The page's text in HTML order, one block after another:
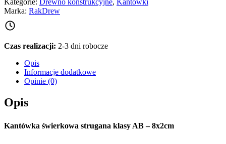
Kategorie: Drewno konstrukcyjne, Kantówki
Marka: RakDrew
Czas realizacji: 2-3 dni robocze
Opis
Informacje dodatkowe
Opinie (0)
Opis
Kantówka świerkowa strugana klasy AB – 8x2cm